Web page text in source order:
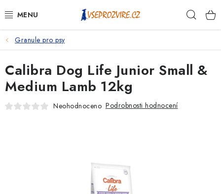
na
PSI
KOČKY
KONĚ
Granule pro psy
Calibra Dog Life Junior Small &
Medium Lamb 12kg
Neohodnoceno Podrobnosti hodnocení